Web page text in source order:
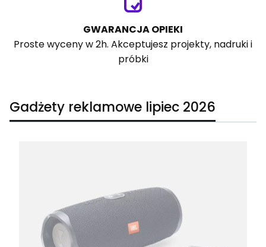
GWARANCJA OPIEKI
Proste wyceny w 2h. Akceptujesz projekty, nadruki i
próbki
Gadżety reklamowe lipiec 2026